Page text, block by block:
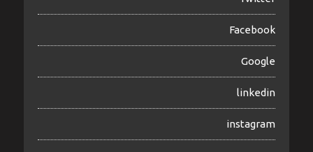
Facebook
Google
linkedin
instagram